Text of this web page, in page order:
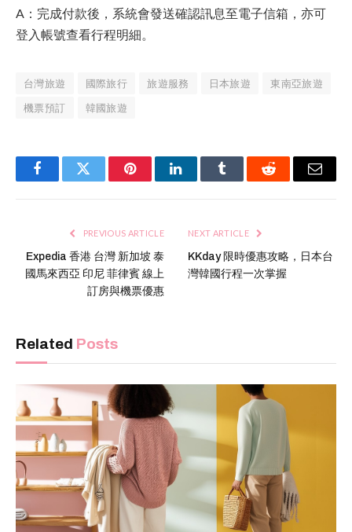
A：完成付款後，系統會發送確認訊息至電子信箱，亦可
登入帳號查看行程明細。
台灣旅遊 國際旅行 旅遊服務 日本旅遊
東南亞旅遊
機票預訂
韓國旅遊
FacebookTwitter PinterestLinkedInTumblr Reddit Email
PREVIOUS ARTICLE
Expedia 香港 台灣 新加坡 泰
國馬來西亞 印尼 菲律賓 線上
訂房與機票優惠
NEXT ARTICLE
KKday 限時優惠攻略，日本台
灣韓國行程一次掌握
Related Posts